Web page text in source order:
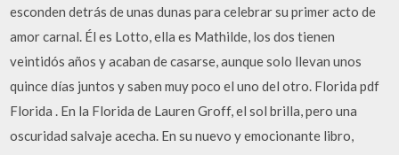
esconden detrás de unas dunas para celebrar su primer acto de
amor carnal. Él es Lotto, ella es Mathilde, los dos tienen
veintidós años y acaban de casarse, aunque solo llevan unos
quince días juntos y saben muy poco el uno del otro. Florida pdf
Florida . En la Florida de Lauren Groff, el sol brilla, pero una
oscuridad salvaje acecha. En su nuevo y emocionante libro,